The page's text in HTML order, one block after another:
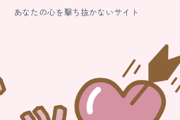
あなたの心を撃ち抜かないサイト